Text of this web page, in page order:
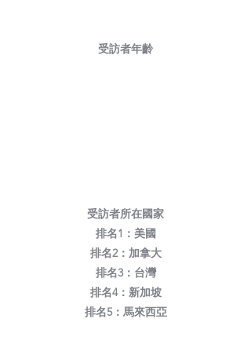
受訪者年齡
受訪者所在國家
排名1：美國
排名2：加拿大
排名3：台灣
排名4：新加坡
排名5：馬來西亞